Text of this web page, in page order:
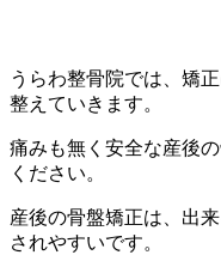
うらわ整骨院では、矯
整えていきます。
痛みも無く安全な産後
ください。
産後の骨盤矯正は、出
されやすいです。